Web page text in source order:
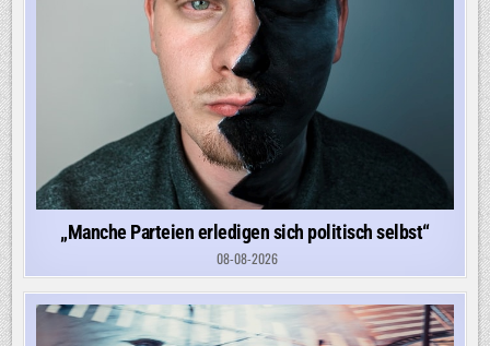
„Manche Parteien erledigen sich politisch selbst“
08-08-2026